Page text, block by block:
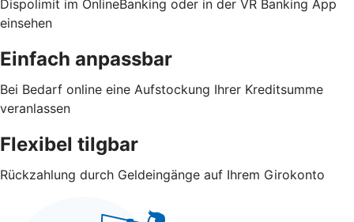
Dispolimit im OnlineBanking oder in der VR Banking App
einsehen
Einfach anpassbar
Bei Bedarf online eine Aufstockung Ihrer Kreditsumme
veranlassen
Flexibel tilgbar
Rückzahlung durch Geldeingänge auf Ihrem Girokonto